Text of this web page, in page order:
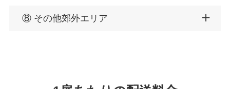
⑧ その他郊外エリア